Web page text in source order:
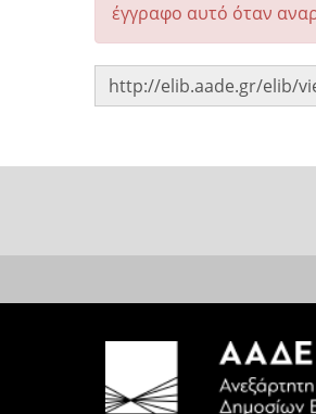
έγγραφο αυτό όταν